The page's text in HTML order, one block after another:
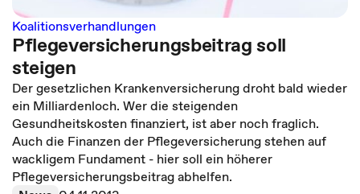
Koalitionsverhandlungen
Pflegeversicherungsbeitrag soll
steigen
Der gesetzlichen Krankenversicherung droht bald wieder
ein Milliardenloch. Wer die steigenden
Gesundheitskosten finanziert, ist aber noch fraglich.
Auch die Finanzen der Pflegeversicherung stehen auf
wackligem Fundament - hier soll ein höherer
Pflegeversicherungsbeitrag abhelfen.